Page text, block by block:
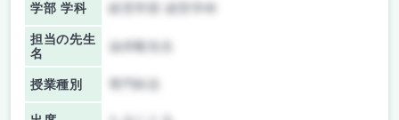
学部 学科
担当の先生
名
油井毅先生
授業種別